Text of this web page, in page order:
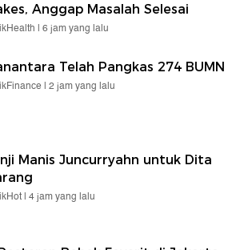
Anggap Masalah Selesai
| 6 jam yang lalu
Telah Pangkas 274 BUMN
| 2 jam yang lalu
Manis Juncurryahn untuk Dita
| 4 jam yang lalu